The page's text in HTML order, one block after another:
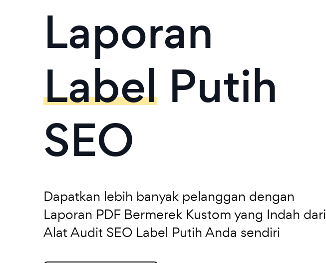
Laporan
Label Putih
SEO
Dapatkan lebih banyak pelanggan dengan
Laporan PDF Bermerek Kustom yang Indah dari
Alat Audit SEO Label Putih Anda sendiri